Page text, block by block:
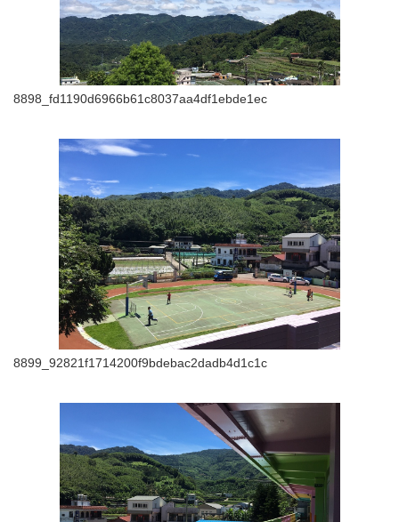
8898_fd1190d6966b61c8037aa4df1ebde1ec
8899_92821f1714200f9bdebac2dadb4d1c1c